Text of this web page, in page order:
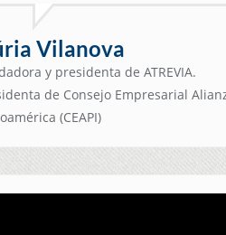
Vilanova
y presidenta de ATREVIA.
de Consejo Empresarial
(CEAPI)